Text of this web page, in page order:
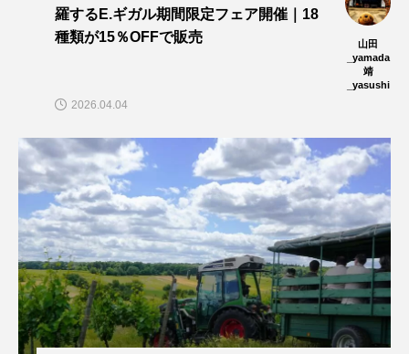
羅するE.ギガル期間限定フェア開催｜18
種類が15％OFFで販売
山田
_yamada
靖
_yasushi
2026.04.04